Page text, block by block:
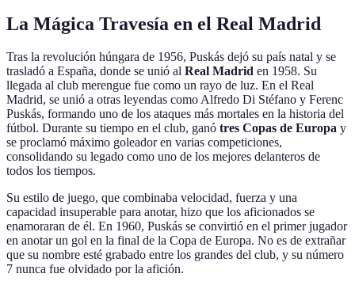
La Mágica Travesía en el Real Madrid
Tras la revolución húngara de 1956, Puskás dejó su país natal y se
trasladó a España, donde se unió al Real Madrid en 1958. Su
llegada al club merengue fue como un rayo de luz. En el Real
Madrid, se unió a otras leyendas como Alfredo Di Stéfano y Ferenc
Puskás, formando uno de los ataques más mortales en la historia del
fútbol. Durante su tiempo en el club, ganó tres Copas de Europa y
se proclamó máximo goleador en varias competiciones,
consolidando su legado como uno de los mejores delanteros de
todos los tiempos.
Su estilo de juego, que combinaba velocidad, fuerza y una
capacidad insuperable para anotar, hizo que los aficionados se
enamoraran de él. En 1960, Puskás se convirtió en el primer jugador
en anotar un gol en la final de la Copa de Europa. No es de extrañar
que su nombre esté grabado entre los grandes del club, y su número
7 nunca fue olvidado por la afición.